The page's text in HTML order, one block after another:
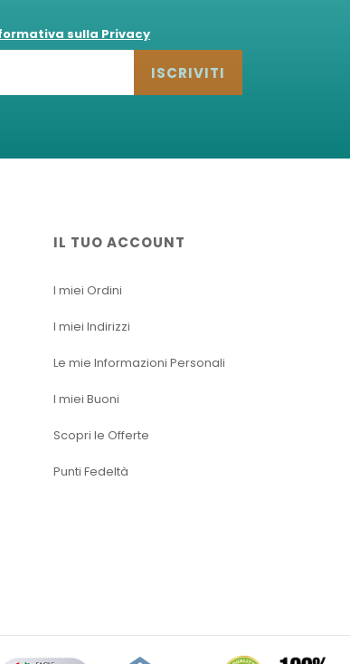
sulla Privacy
ISCRIVITI
IL TUO ACCOUNT
I miei Ordini
I miei Indirizzi
Le mie Informazioni Personali
I miei Buoni
Scopri le Offerte
Punti Fedeltà